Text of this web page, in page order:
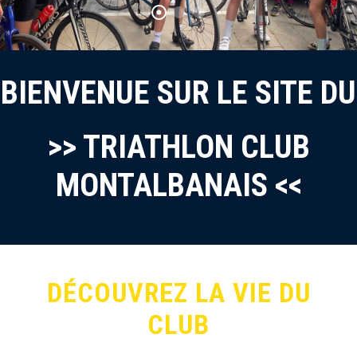
BIENVENUE SUR LE SITE DU
>> TRIATHLON CLUB
MONTALBANAIS <<
DÉCOUVREZ LA VIE DU
CLUB